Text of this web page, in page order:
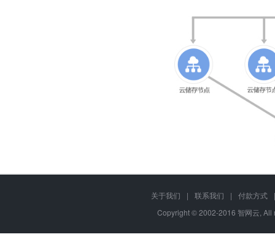
关于我们 | 联系我们 | 付款方式
|
Copyright © 2002-2016 智网云,